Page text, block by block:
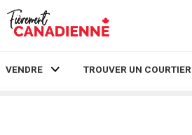
VENDRE TROUVER UN COURTIER